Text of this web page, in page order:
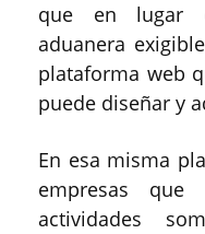
que en lugar
aduanera
plataforma web
puede diseñar y
En esa misma
empresas que
actividades